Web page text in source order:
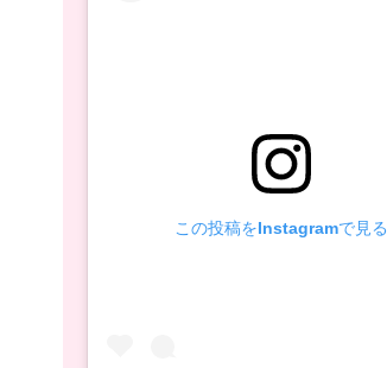
この投稿をInstagramで見る